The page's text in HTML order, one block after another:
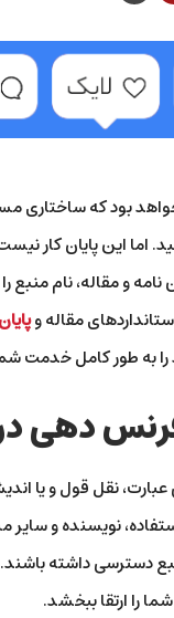
خواهد بود که ساختاری
اما این پایان
و مقاله، نام
مقاله و
به طور کامل خدمت
دهی در
نقل قول و یا
نویسنده و
دسترسی داشته
را ارتقا ببخشد.